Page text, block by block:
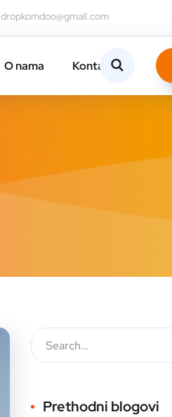
dropkomdoo@gmail.com
O nama Kontakt
Prethodni blogovi